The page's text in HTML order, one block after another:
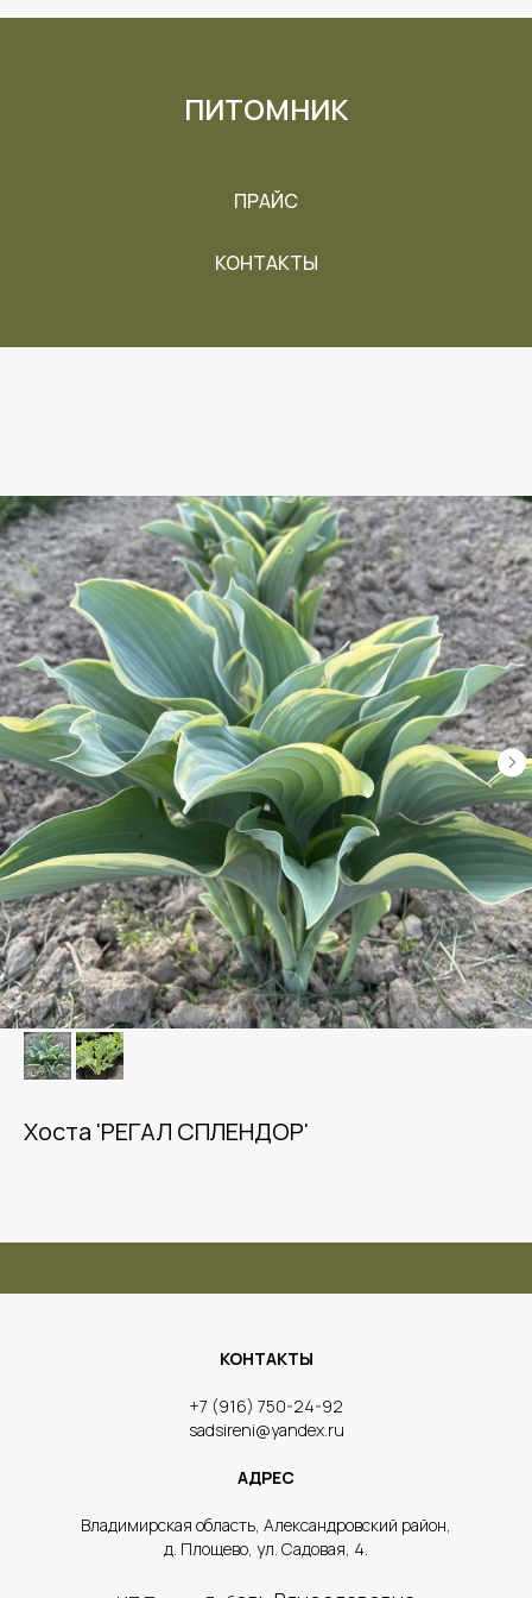
ПИТОМНИК
ПРАЙС
КОНТАКТЫ
Хоста 'РЕГАЛ СПЛЕНДОР'
КОНТАКТЫ
​+7 (916) 750-24-92
sadsireni@yandex.ru
АДРЕС
​Владимирская область, Александровский район,
д. Площево, ул. Садовая, 4.